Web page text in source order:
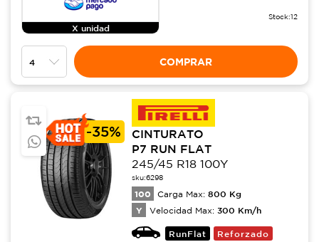
X unidad
Stock:12
COMPRAR
-35%
CINTURATO
P7 RUN FLAT
245/45 R18 100Y
sku:6298
100 Carga Max: 800 Kg
Y Velocidad Max: 300 Km/h
RunFlat Reforzado